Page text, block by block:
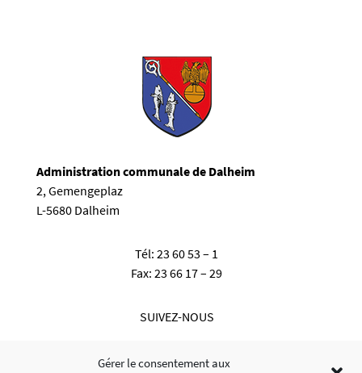
Gérer le consentement aux
Administration communale de Dalheim
2, Gemengeplaz
L-5680 Dalheim
Tél:23 60 53 – 1
Fax:23 66 17 – 29
SUIVEZ-NOUS